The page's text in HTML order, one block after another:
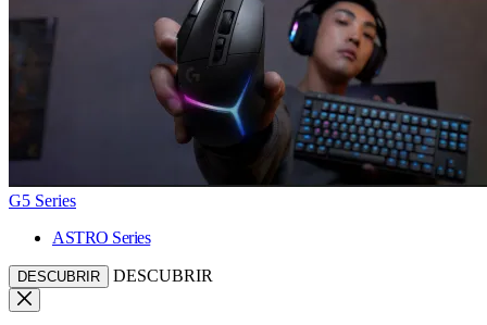
G5 Series
ASTRO Series
DESCUBRIR DESCUBRIR